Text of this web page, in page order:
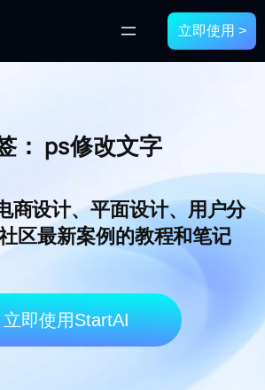
立即使用 >
： ps修改文字
商设计、平面设计、用户分
区最新案例的教程和笔记
立即使用StartAI